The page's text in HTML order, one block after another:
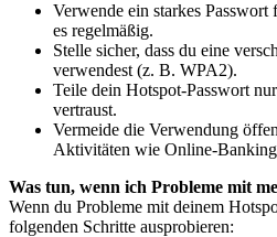
Verwende ein starkes
es regelmäßig.
Stelle sicher, dass du eine
verwendest (z. B. WPA2).
Teile dein Hotspot-Passwort
vertraust.
Vermeide die Verwendung
Aktivitäten wie Online-
Was tun, wenn ich Probleme mit
Wenn du Probleme mit deinem
folgenden Schritte ausprobieren: